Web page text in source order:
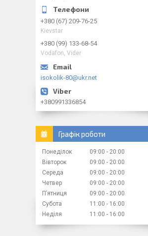
+380 (67) 209-76-25
Kievstar
+380 (99) 133-68-54
Vodafon, Vider
isokolik-80@ukr.net
+380991336854
Графік роботи
Понеділок 09:00
20:00
Вівторок
09:00
20:00
Середа
09:00
20:00
Четвер
09:00
20:00
Пʼятниця
09:00
20:00
Субота
11:00
16:00
Неділя
11:00 16:00